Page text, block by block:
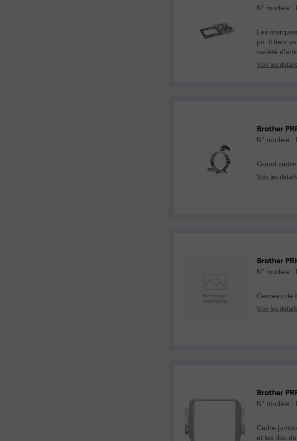
N° modèle :
Les
po. Il tient
variété
Voir les détails
Brother
N° modèle :
Grand
Voir les détails
Brother
N° modèle :
Cerceau de
Voir les détails
Brother
N° modèle :
Cadre
et les dos